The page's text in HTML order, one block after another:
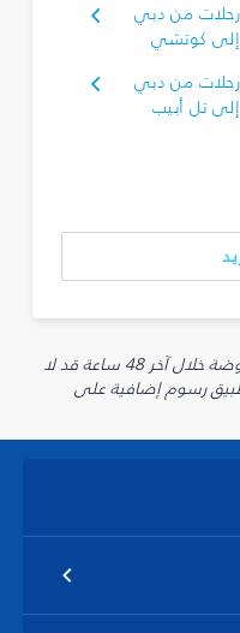
رحلات من دبي
إلى كوتشي
رحلات من دبي
إلى تل أبيب
* تم الحصول على جميع الأسعار المعروضة خلال آخر 48 ساعة قد لا
رسوم إضافية على